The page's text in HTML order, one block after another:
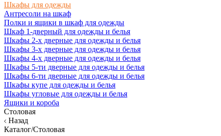
Шкафы для одежды
Антресоли на шкаф
Полки и ящики в шкаф для одежды
Шкаф 1-дверный для одежды и белья
Шкафы 2-х дверные для одежды и белья
Шкафы 3-х дверные для одежды и белья
Шкафы 4-х дверные для одежды и белья
Шкафы 5-ти дверные для одежды и белья
Шкафы 6-ти дверные для одежды и белья
Шкафы купе для одежды и белья
Шкафы угловые для одежды и белья
Ящики и короба
Столовая
Назад
Каталог/Столовая